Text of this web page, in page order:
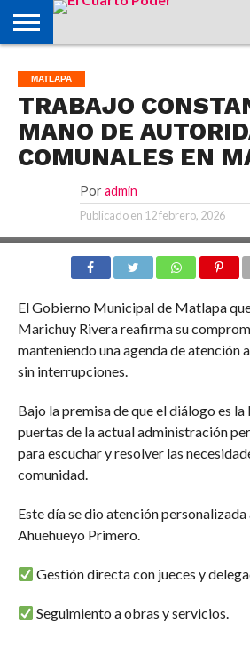
TAMAZUNCHALE
SAN MARTÍN
CHALCHICUAUTLA
MATLAPA
AXTLA DE
TERRAZAS
XILITLA
ZONA
HUASTECA
SLP
ZONA
MEDIA
ZONA
CENTRO
ALTIPLANO
TAMAULIPAS
CULTURA
HIDALGO
INTERNACIONAL
NACIONAL
DEPORTES
MATLAPA
TRABAJO
MANO DE
COMUNALES EN
Por admin
Publicado en 12 febrero, 2026
El Gobierno Municipal de Matlapa
Marichuy Rivera reafirma su
manteniendo una agenda de atención
sin interrupciones.
Bajo la premisa de que el diálogo es
puertas de la actual administración
para escuchar y resolver las
comunidad.
Este día se dio atención
Ahuehueyo Primero.
Gestión directa con jueces y
Seguimiento a obras y servicios.